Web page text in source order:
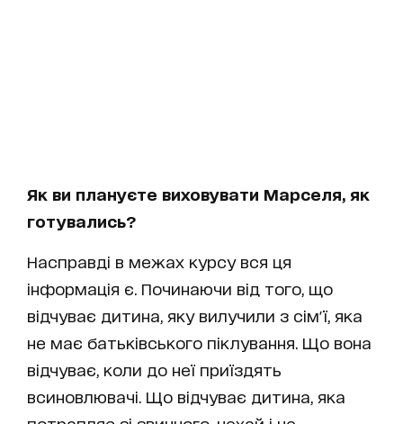
Як ви плануєте виховувати Марселя, як
готувались?
Насправді в межах курсу вся ця
інформація є. Починаючи від того, що
відчуває дитина, яку вилучили з сім'ї, яка
не має батьківського піклування. Що вона
відчуває, коли до неї приїздять
всиновлювачі. Що відчуває дитина, яка